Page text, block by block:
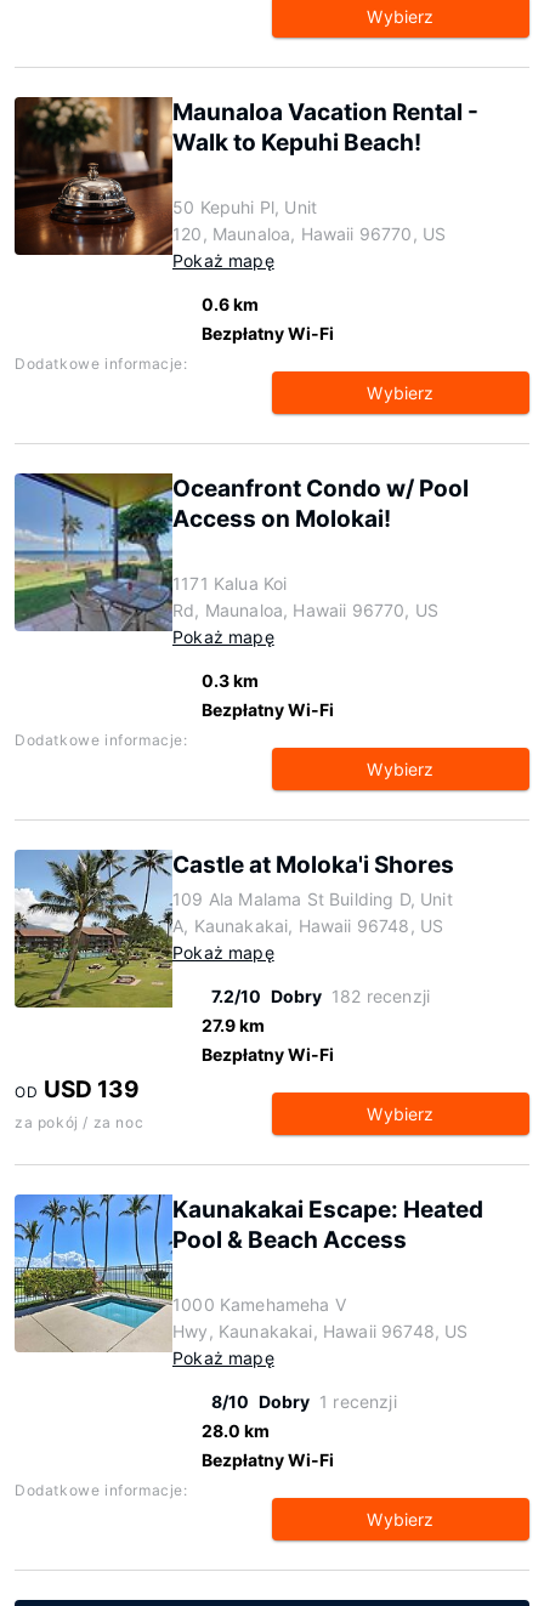
Wybierz
Maunaloa Vacation Rental -
Walk to Kepuhi Beach!
50 Kepuhi Pl, Unit
120, Maunaloa, Hawaii 96770, US
Pokaż mapę
0.6 km
Bezpłatny Wi-Fi
Dodatkowe informacje:
Wybierz
Oceanfront Condo w/ Pool
Access on Molokai!
1171 Kalua Koi
Rd, Maunaloa, Hawaii 96770, US
Pokaż mapę
0.3 km
Bezpłatny Wi-Fi
Dodatkowe informacje:
Wybierz
Castle at Moloka'i Shores
109 Ala Malama St Building D, Unit
A, Kaunakakai, Hawaii 96748, US
Pokaż mapę
7.2/10 Dobry 182 recenzji
27.9 km
Bezpłatny Wi-Fi
OD USD 139
za pokój / za noc Wybierz
Kaunakakai Escape: Heated
Pool & Beach Access
1000 Kamehameha V
Hwy, Kaunakakai, Hawaii 96748, US
Pokaż mapę
8/10 Dobry 1 recenzji
28.0 km
Bezpłatny Wi-Fi
Dodatkowe informacje:
Wybierz